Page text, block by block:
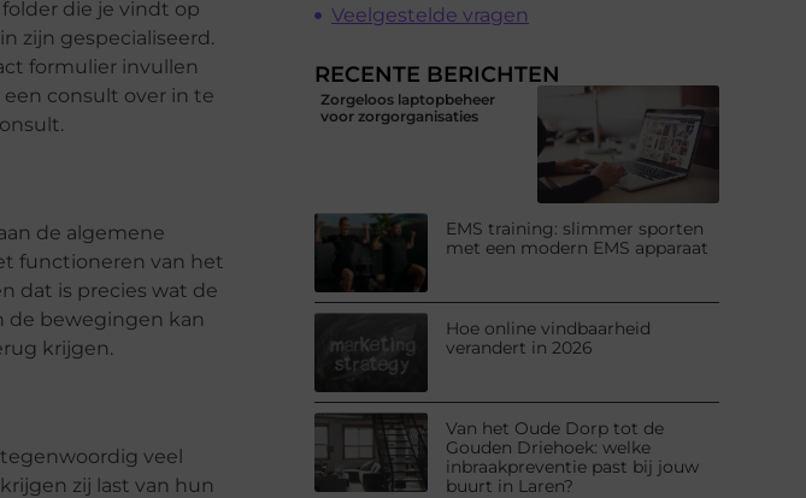
die je vindt op
zijn gespecialiseerd.
formulier invullen
consult over in te
de algemene
functioneren van het
dat is precies wat de
de bewegingen kan
krijgen.
veel
zij last van hun
Veelgestelde vragen
RECENTE BERICHTEN
Zorgeloos laptopbeheer
voor zorgorganisaties
EMS training: slimmer sporten
met een modern EMS apparaat
Hoe online vindbaarheid
verandert in 2026
Van het Oude Dorp tot de
Gouden Driehoek: welke
inbraakpreventie past bij jouw
buurt in Laren?